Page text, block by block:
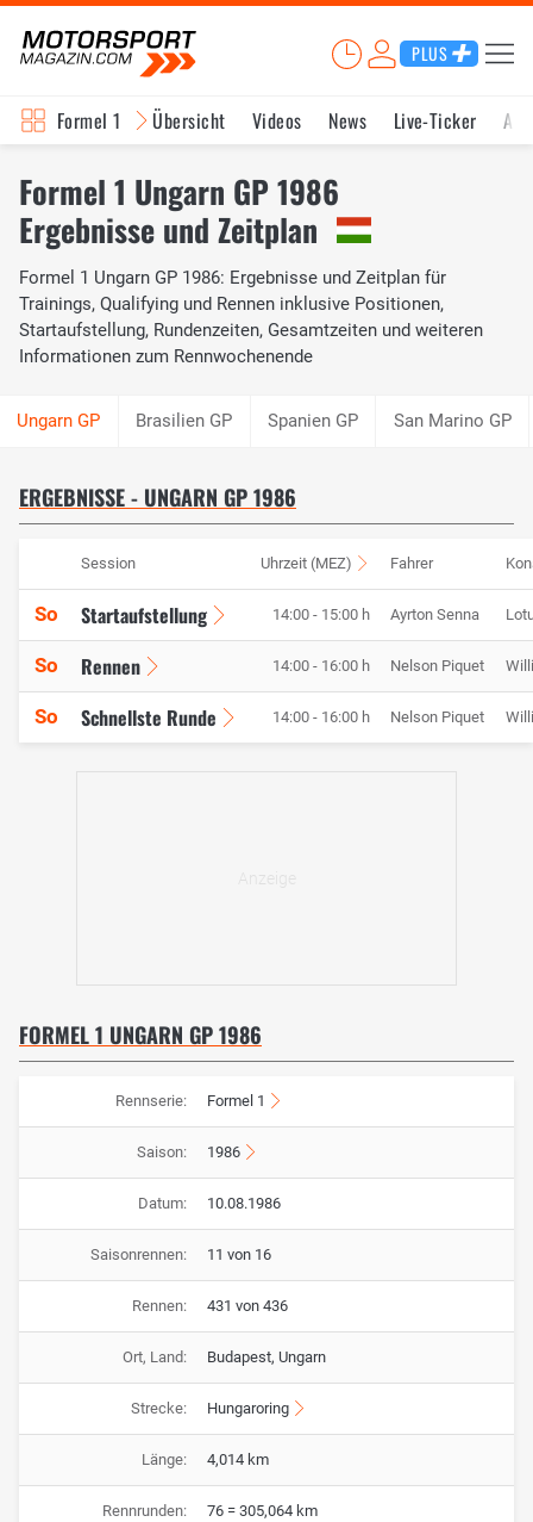
PLUS
Formel 1 Übersicht Videos News Live-Ticker
Formel 1 Ungarn GP 1986
Ergebnisse und Zeitplan
Formel 1 Ungarn GP 1986: Ergebnisse und Zeitplan für
Trainings, Qualifying und Rennen inklusive Positionen,
Startaufstellung, Rundenzeiten, Gesamtzeiten und weiteren
Informationen zum Rennwochenende
Brasilien GP Spanien GP San Marino GP
ERGEBNISSE - UNGARN GP 1986
Session Uhrzeit (MEZ) Fahrer
So Startaufstellung 14:00 - 15:00 h Ayrton Senna
So Rennen 14:00 - 16:00 h Nelson Piquet
So Schnellste Runde 14:00 - 16:00 h Nelson Piquet
FORMEL 1 UNGARN GP 1986
Rennserie: Formel 1
Saison: 1986
Datum: 10.08.1986
Saisonrennen: 11 von 16
Rennen: 431 von 436
Ort, Land: Budapest, Ungarn
Strecke: Hungaroring
Länge: 4,014 km
Rennrunden: 76 = 305,064 km